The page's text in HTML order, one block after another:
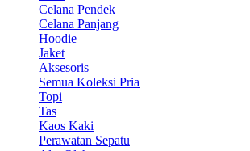
Celana Pendek
Celana Panjang
Hoodie
Jaket
Aksesoris
Semua Koleksi Pria
Topi
Tas
Kaos Kaki
Perawatan Sepatu